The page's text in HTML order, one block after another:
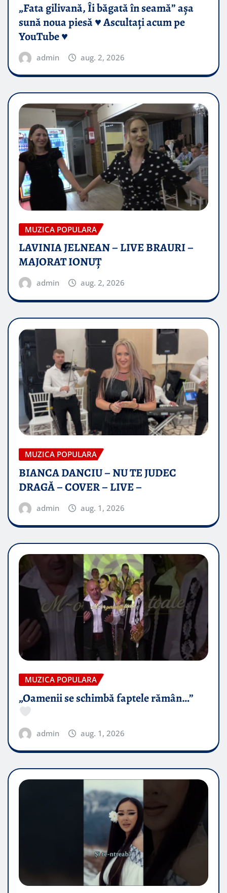
„Fata gilivană, Îi băgată în seamă” așa
sună noua piesă ♥️ Ascultați acum pe
YouTube ♥️
admin aug. 2, 2026
MUZICA POPULARA
LAVINIA JELNEAN – LIVE BRAURI –
MAJORAT IONUŢ
admin aug. 2, 2026
MUZICA POPULARA
BIANCA DANCIU – NU TE JUDEC
DRAGĂ – COVER – LIVE –
admin aug. 1, 2026
MUZICA POPULARA
„Oamenii se schimbă faptele rămân…”
admin aug. 1, 2026